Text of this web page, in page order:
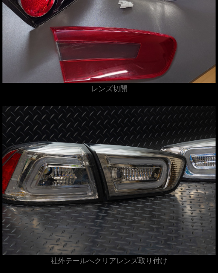
レンズ切開
社外テールへクリアレンズ取り付け